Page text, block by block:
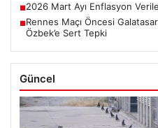
■2026 Mart Ayı Enflasyon
■Rennes Maçı Öncesi
Özbek’e Sert Tepki
Güncel